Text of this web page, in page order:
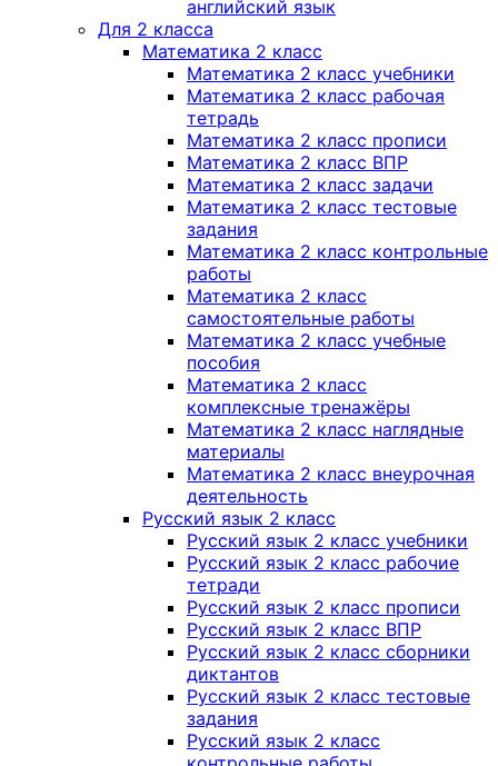
английский язык
Для 2 класса
Математика 2 класс
Математика 2 класс учебники
Математика 2 класс рабочая
тетрадь
Математика 2 класс прописи
Математика 2 класс ВПР
Математика 2 класс задачи
Математика 2 класс тестовые
задания
Математика 2 класс контрольные
работы
Математика 2 класс
самостоятельные работы
Математика 2 класс учебные
пособия
Математика 2 класс
комплексные тренажёры
Математика 2 класс наглядные
материалы
Математика 2 класс внеурочная
деятельность
Русский язык 2 класс
Русский язык 2 класс учебники
Русский язык 2 класс рабочие
тетради
Русский язык 2 класс прописи
Русский язык 2 класс ВПР
Русский язык 2 класс сборники
диктантов
Русский язык 2 класс тестовые
задания
Русский язык 2 класс